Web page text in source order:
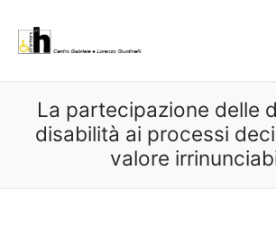
contenuto
La partecipazione delle
disabilità ai processi
valore